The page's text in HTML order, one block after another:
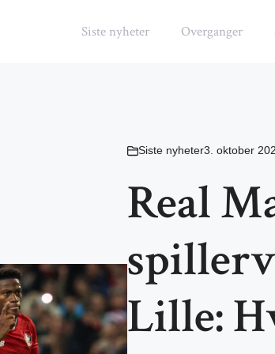
Siste nyheter Overganger
Siste nyheter3. oktober
Real
Lille: